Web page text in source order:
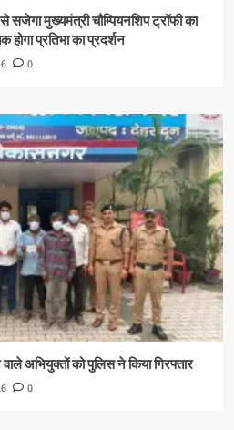
मुख्यमंत्री चौम्पियनशिप ट्रॉफी का
प्रतिभा का प्रदर्शन
0
अभियुक्तों को पुलिस ने किया गिरफ्तार
0